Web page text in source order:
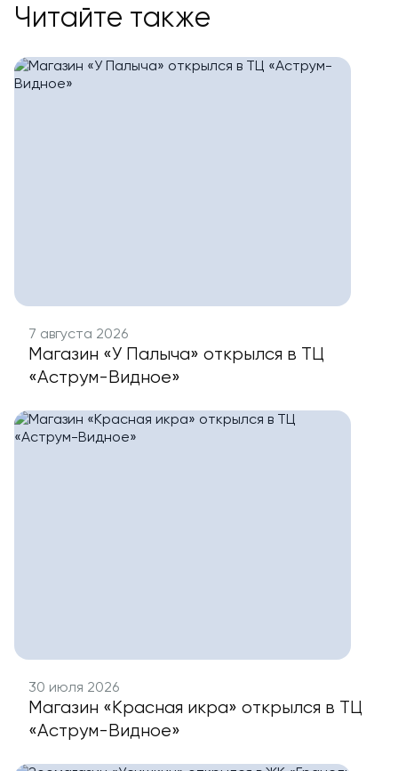
Читайте также
7 августа 2026
Магазин «У Палыча» открылся в ТЦ
«Аструм-Видное»
30 июля 2026
Магазин «Красная икра» открылся в ТЦ
«Аструм-Видное»